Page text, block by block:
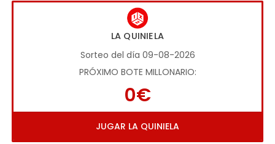
LA QUINIELA
Sorteo del día 09-08-2026
PRÓXIMO BOTE MILLONARIO:
0€
JUGAR LA QUINIELA